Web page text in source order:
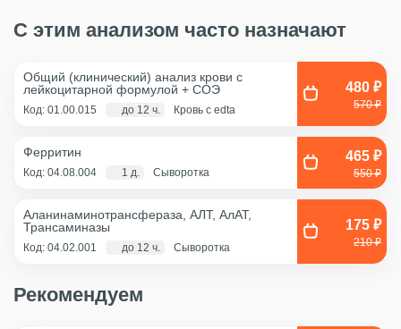
С этим анализом часто назначают
Общий (клинический) анализ крови с
лейкоцитарной формулой + COЭ
Код: 01.00.015 до 12 ч. Кровь с edta
480 ₽
570 ₽
Ферритин
Код: 04.08.004 1 д. Сыворотка
465 ₽
550 ₽
Аланинаминотрансфераза, АЛТ, АлАТ,
Трансаминазы
Код: 04.02.001 до 12 ч. Сыворотка
175 ₽
210 ₽
Рекомендуем